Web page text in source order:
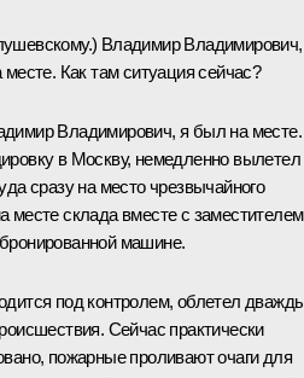
) Владимир
Как там ситуация сейчас?
Владимирович, я был на
в Москву, немедленно вылетел
сразу на место чрезвычайного
месте склада вместе с заместителем
машине.
под контролем, облетел
Сейчас практически
пожарные проливают очаги для